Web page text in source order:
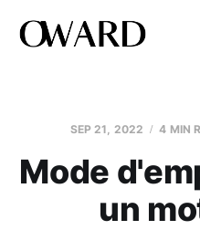
SEP 21, 2022 4 MIN
Mode
un